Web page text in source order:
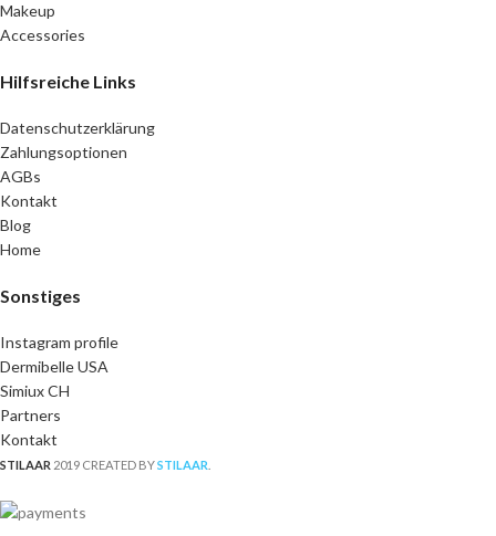
Makeup
Accessories
Hilfsreiche Links
Datenschutzerklärung
Zahlungsoptionen
AGBs
Kontakt
Blog
Home
Sonstiges
Instagram profile
Dermibelle USA
Simiux CH
Partners
Kontakt
STILAAR 2019 CREATED BYSTILAAR